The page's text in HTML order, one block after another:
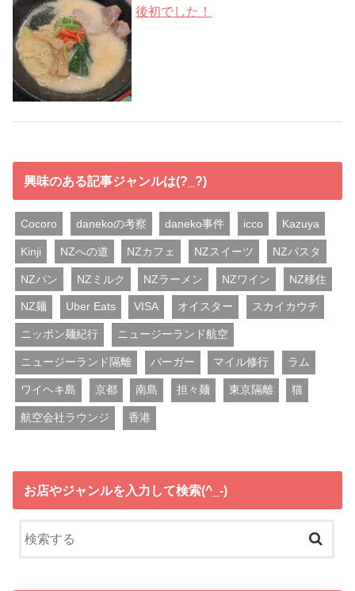
後初でした！
興味のある記事ジャンルは(?_?)
Cocoro danekoの考察 daneko事件 icco Kazuya
Kinji NZへの道 NZカフェ NZスイーツ NZパスタ
NZパン NZミルク NZラーメン NZワイン NZ移住
NZ麺 Uber Eats VISA オイスター スカイカウチ
ニッポン麺紀行 ニュージーランド航空
ニュージーランド隔離 バーガー マイル修行 ラム
ワイヘキ島 京都 南島 担々麺 東京隔離 猫
航空会社ラウンジ 香港
お店やジャンルを入力して検索(^_-)